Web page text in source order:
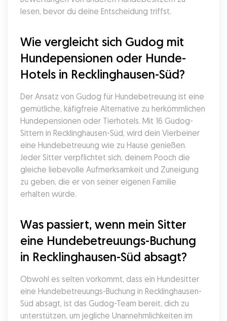
lesen, bevor du deine Entscheidung triffst.
Wie vergleicht sich Gudog mit
Hundepensionen oder Hunde-
Hotels in Recklinghausen-Süd?
Der Ansatz von Gudog für Hundebetreuung ist eine
gemütliche, käfigfreie Alternative zu herkömmlichen
Hundepensionen oder Tierhotels. Mit 16 Gudog-
Sittern in Recklinghausen-Süd, wird dein Vierbeiner
eine Hundebetreuung wie zu Hause genießen.
Jeder Sitter verpflichtet sich, deinem Pooch die
gleiche liebevolle Aufmerksamkeit und Zuneigung
zu geben, die er von seiner eigenen Familie
erhalten würde.
Was passiert, wenn mein Sitter
eine Hundebetreuungs-Buchung
in Recklinghausen-Süd absagt?
Obwohl es selten vorkommt, dass ein Hundesitter
eine Hundebetreuungs-Buchung in Recklinghausen-
Süd absagt, ist das Gudog-Team bereit, dich zu
unterstützen, um jegliche Unannehmlichkeiten im